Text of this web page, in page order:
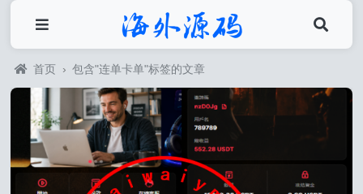
首页 › 包含"连单卡单"标签的文章